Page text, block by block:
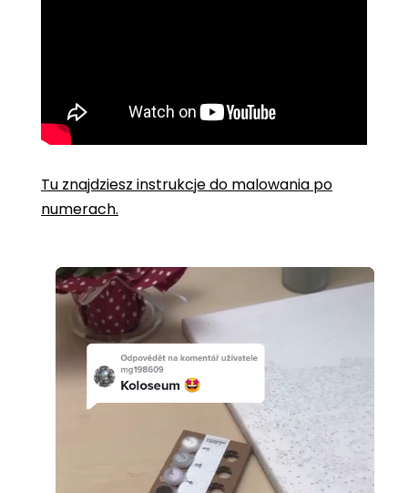
Tu znajdziesz instrukcje do malowania po
numerach.